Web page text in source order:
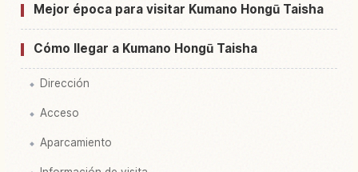
Mejor época para visitar Kumano Hongū Taisha
Cómo llegar a Kumano Hongū Taisha
Dirección
Acceso
Aparcamiento